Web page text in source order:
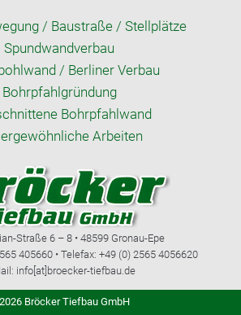
/ Baustraße / Stellplätze
Spundwandverbau
/ Berliner Verbau
Bohrpfahlgründung
Bohrpfahlwand
Arbeiten
Straße 6 – 8 • 48599 Gronau-Epe
405660 • Telefax: +49 (0) 2565 4056620
info[at]broecker-tiefbau.de
Bröcker Tiefbau GmbH